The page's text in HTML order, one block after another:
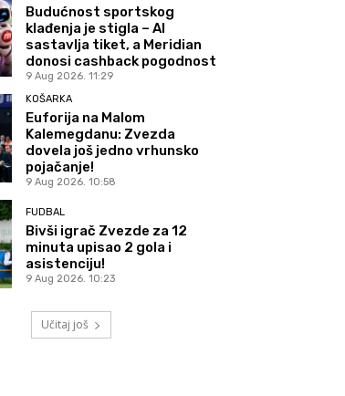
Budućnost sportskog
klađenja je stigla – AI
sastavlja tiket, a Meridian
donosi cashback pogodnost
9 Aug 2026. 11:29
KOŠARKA
Euforija na Malom
Kalemegdanu: Zvezda
dovela još jedno vrhunsko
pojačanje!
9 Aug 2026. 10:58
FUDBAL
Bivši igrač Zvezde za 12
minuta upisao 2 gola i
asistenciju!
9 Aug 2026. 10:23
Učitaj još